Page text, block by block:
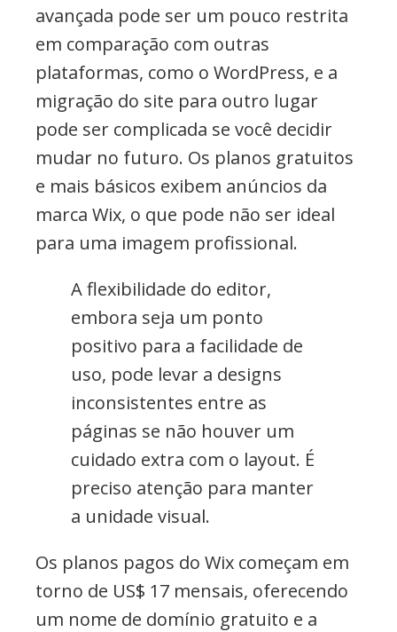
avançada pode ser um pouco restrita
em comparação com outras
plataformas, como o WordPress, e a
migração do site para outro lugar
pode ser complicada se você decidir
mudar no futuro. Os planos gratuitos
e mais básicos exibem anúncios da
marca Wix, o que pode não ser ideal
para uma imagem profissional.
A flexibilidade do editor,
embora seja um ponto
positivo para a facilidade de
uso, pode levar a designs
inconsistentes entre as
páginas se não houver um
cuidado extra com o layout. É
preciso atenção para manter
a unidade visual.
Os planos pagos do Wix começam em
torno de US$ 17 mensais, oferecendo
um nome de domínio gratuito e a